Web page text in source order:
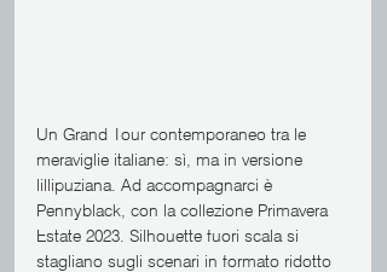
Un Grand Tour contemporaneo tra le
meraviglie italiane: sì, ma in versione
lillipuziana. Ad accompagnarci è
Pennyblack, con la collezione Primavera
Estate 2023. Silhouette fuori scala si
stagliano sugli scenari in formato ridotto